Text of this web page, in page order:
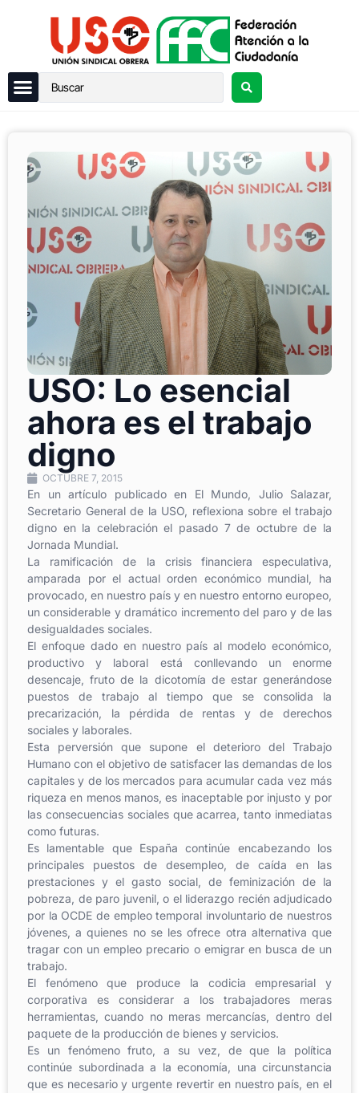
USO: Lo esencial
ahora es el trabajo
digno
OCTUBRE 7, 2015
En un artículo publicado en El Mundo, Julio Salazar,
Secretario General de la USO, reflexiona sobre el trabajo
digno en la celebración el pasado 7 de octubre de la
Jornada Mundial.
La ramificación de la crisis financiera especulativa,
amparada por el actual orden económico mundial, ha
provocado, en nuestro país y en nuestro entorno europeo,
un considerable y dramático incremento del paro y de las
desigualdades sociales.
El enfoque dado en nuestro país al modelo económico,
productivo y laboral está conllevando un enorme
desencaje, fruto de la dicotomía de estar generándose
puestos de trabajo al tiempo que se consolida la
precarización, la pérdida de rentas y de derechos
sociales y laborales.
Esta perversión que supone el deterioro del Trabajo
Humano con el objetivo de satisfacer las demandas de los
capitales y de los mercados para acumular cada vez más
riqueza en menos manos, es inaceptable por injusto y por
las consecuencias sociales que acarrea, tanto inmediatas
como futuras.
Es lamentable que España continúe encabezando los
principales puestos de desempleo, de caída en las
prestaciones y el gasto social, de feminización de la
pobreza, de paro juvenil, o el liderazgo recién adjudicado
por la OCDE de empleo temporal involuntario de nuestros
jóvenes, a quienes no se les ofrece otra alternativa que
tragar con un empleo precario o emigrar en busca de un
trabajo.
El fenómeno que produce la codicia empresarial y
corporativa es considerar a los trabajadores meras
herramientas, cuando no meras mercancías, dentro del
paquete de la producción de bienes y servicios.
Es un fenómeno fruto, a su vez, de que la política
continúe subordinada a la economía, una circunstancia
que es necesario y urgente revertir en nuestro país, en el